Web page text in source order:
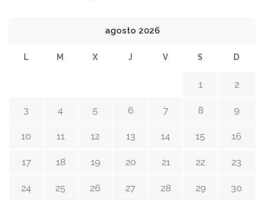
agosto 2026
L M X J V S D
1 2
3 4 5 6 7 8 9
10 11 12 13 14 15 16
17 18 19 20 21 22 23
24 25 26 27 28 29 30